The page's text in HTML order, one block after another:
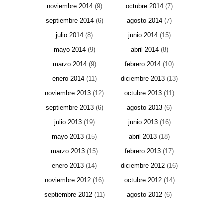
noviembre 2014(9) octubre 2014 (7)
septiembre 2014(6) agosto 2014 (7)
julio 2014 (8) junio 2014(15)
mayo 2014(9) abril 2014(8)
marzo 2014(9) febrero 2014 (10)
enero 2014(11) diciembre 2013 (13)
noviembre 2013 (12) octubre 2013 (11)
septiembre 2013(6) agosto 2013 (6)
julio 2013(19) junio 2013(16)
mayo 2013 (15) abril 2013 (18)
marzo 2013 (15) febrero 2013 (17)
enero 2013 (14) diciembre 2012 (16)
noviembre 2012 (16) octubre 2012(14)
septiembre 2012(11) agosto 2012 (6)